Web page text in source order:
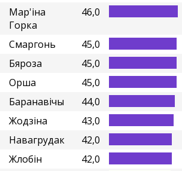
Мар'іна
Горка
46,0
Смаргонь
45,0
Бяроза
45,0
Орша
45,0
Баранавічы
44,0
Жодзіна
43,0
Навагрудак
42,0
Жлобін
42,0